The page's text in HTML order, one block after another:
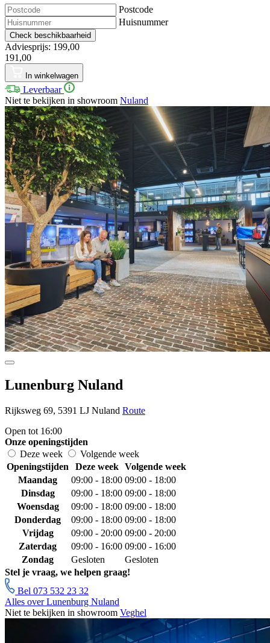
Postcode
Huisnummer
Check beschikbaarheid
Adviesprijs: 199,00
191,00
In winkelwagen
Leverbaar
Niet te bekijken in showroom Nuland
Lunenburg Nuland
Rijksweg 69, 5391 LJ Nuland Route
Open tot 16:00
Onze openingstijden
Deze week
Volgende week
Openingstijden
Deze week
Volgende week
Maandag
09:00 - 18:00 09:00 - 18:00
Dinsdag
09:00 - 18:00 09:00 - 18:00
Woensdag
09:00 - 18:00 09:00 - 18:00
Donderdag
09:00 - 18:00 09:00 - 18:00
Vrijdag
09:00 - 20:00 09:00 - 20:00
Zaterdag
09:00 - 16:00 09:00 - 16:00
Zondag
Gesloten
Gesloten
Stel je vraag, we helpen graag!
Bel 073 532 23 32
Alles over Lunenburg Nuland
Niet te bekijken in showroom Veghel